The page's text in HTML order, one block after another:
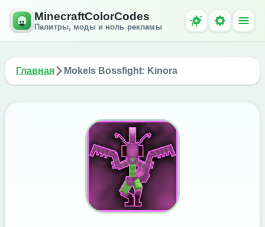
MinecraftColorCodes
Палитры, моды и ноль рекламы
Главная Mokels Bossfight: Kinora